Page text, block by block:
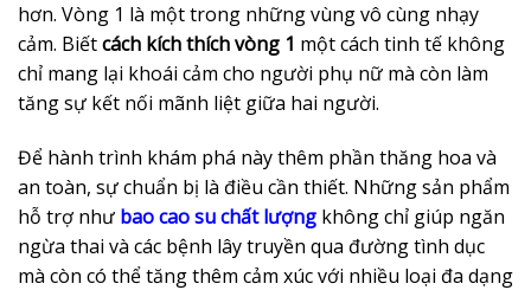
hơn. Vòng 1 là một trong những vùng vô cùng nhạy
cảm. Biếtcách kích thích vòng 1 một cách tinh tế không
chỉ mang lại khoái cảm cho người phụ nữ mà còn làm
tăng sự kết nối mãnh liệt giữa hai người.
Để hành trình khám phá này thêm phần thăng hoa và
an toàn, sự chuẩn bị là điều cần thiết. Những sản phẩm
hỗ trợ như bao cao su chất lượng không chỉ giúp ngăn
ngừa thai và các bệnh lây truyền qua đường tình dục
mà còn có thể tăng thêm cảm xúc với nhiều loại đa dạng